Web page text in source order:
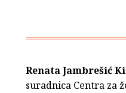
Renata Jambrešić
suradnica Centra za